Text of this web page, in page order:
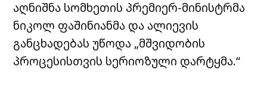
აღნიშნა სომხეთის პრემიერ-მინისტრმა
ნიკოლ ფაშინიანმა და ალიევის
განცხადებას უწოდა „მშვიდობის
პროცესისთვის სერიოზული დარტყმა.“